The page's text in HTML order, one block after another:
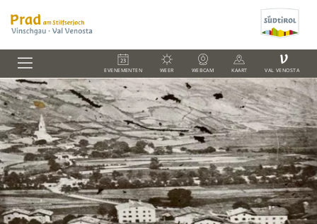
EVENEMENTEN WEER WEBCAM KAART
V
VAL VENOSTA